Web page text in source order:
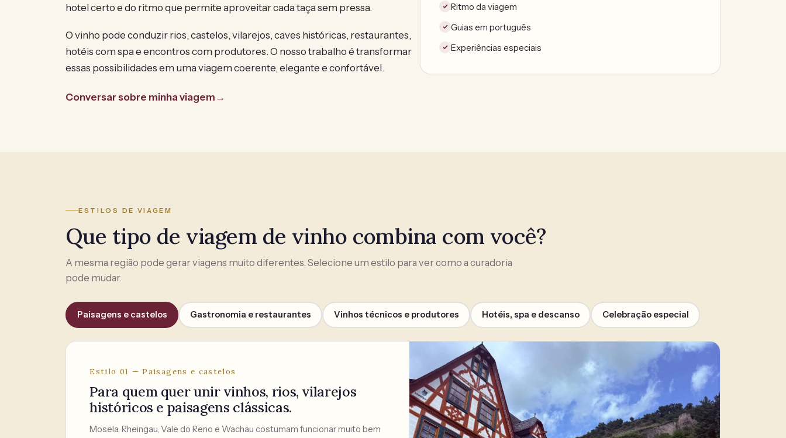
hotel certo e do ritmo que permite aproveitar cada taça sem pressa.
O vinho pode conduzir rios, castelos, vilarejos, caves históricas, restaurantes,
hotéis com spa e encontros com produtores. O nosso trabalho é transformar
essas possibilidades em uma viagem coerente, elegante e confortável.
Conversar sobre minha viagem →
Ritmo da viagem
Guias em português
Experiências especiais
ESTILOS DE VIAGEM
Que tipo de viagem de vinho combina com você?
A mesma região pode gerar viagens muito diferentes. Selecione um estilo para ver como a curadoria
pode mudar.
Paisagens e castelos Gastronomia e restaurantes Vinhos técnicos e produtores Hotéis, spa e descanso Celebração especial
Estilo 01 — Paisagens e castelos
Para quem quer unir vinhos, rios, vilarejos
históricos e paisagens clássicas.
Mosela, Rheingau, Vale do Reno e Wachau costumam funcionar muito bem